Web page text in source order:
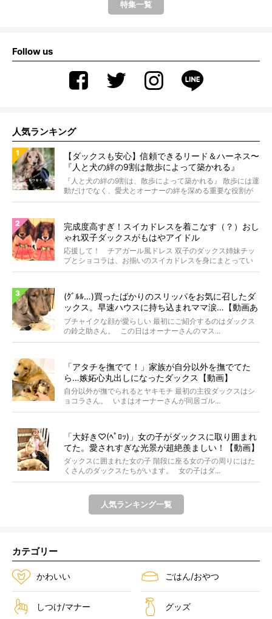
特集一覧
Follow us
人気ランキング
【ダックスも安心】信頼できるリード＆ハーネス〜
『人と犬の絆の9割は散歩によって築かれる』
WOLFGANG MAN＆BEAST〜
『人と犬の絆の9割は、散歩によって築かれる』 散歩には運
動だけでなく、愛犬とオーナーの絆を深める重要な役割が
あ...
完成度高すぎ！スイカドレスを着こなす（？）おし
ゃれ双子ダックスがもはやアイドル
応援して！ チアガール風ドレス 双子のダックス姉妹チッ
プとショコラは、お揃いのスイカドレスを身にまとってい
ます...
(ｸﾞﾙﾙ…)買ったばかりのスリッパをお気に召したダ
ックス。早速ハウスに持ち込まれママ涙…【動画あ
り】
ブチャイクな顔が愛らしい 最初にご紹介するのはダックス
の鈴之助さん。 この日はオーナーさんのマス...
「アタチを撫でて！」家族が自分以外を撫でてた
ら…嫉妬心丸出しになったダックス【動画】
自分以外が撫でられるとヤキモチ 最初の主役ダックスはシ
ョコラさん。 いまはオーナーさんが同居ゴル...
「大好き♡(ﾍﾟﾛｯ)」女の子がダックスに取り囲まれ
てた。愛されすぎな光景が超絶羨ましい！【動画】
ダックスに囲まれた女の子 階段に座る女の子の周りにはた
くさんのダックスたちがいます。 女の子はダ...
人気ランキング一覧
カテゴリー
かわいい ごはん/おやつ
しつけ/マナー グッズ